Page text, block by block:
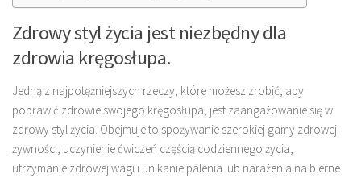
Zdrowy styl życia jest niezbędny dla
zdrowia kręgosłupa.
Jedną z najpotężniejszych rzeczy, które możesz zrobić, aby
poprawić zdrowie swojego kręgosłupa, jest zaangażowanie się w
zdrowy styl życia. Obejmuje to spożywanie szerokiej gamy zdrowej
żywności, uczynienie ćwiczeń częścią codziennego życia,
utrzymanie zdrowej wagi i unikanie palenia lub narażenia na bierne